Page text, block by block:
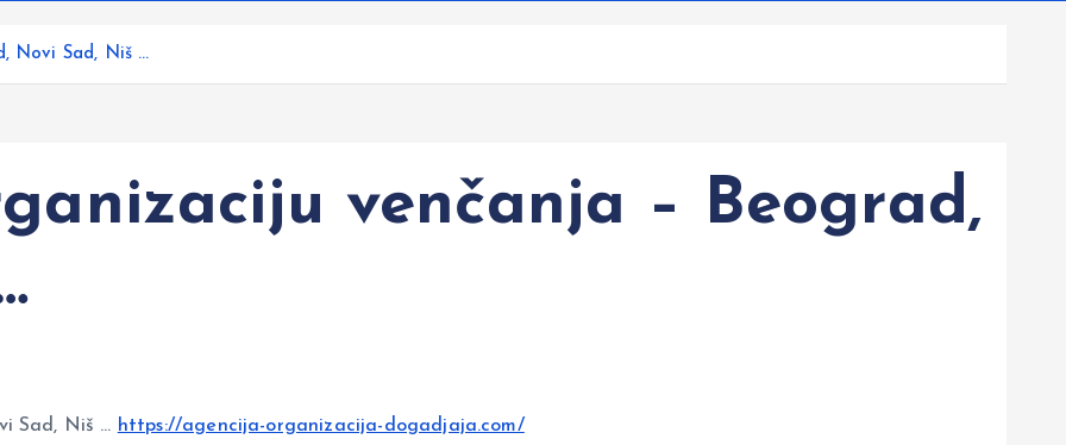
Novi Sad, Niš …
venčanja – Beograd,
Sad, Niš … https://agencija-organizacija-dogadjaja.com/